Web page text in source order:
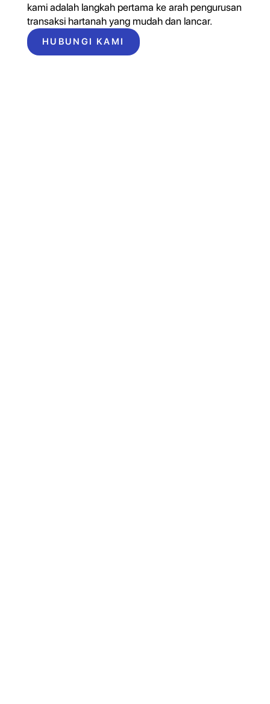
kami adalah langkah pertama ke arah pengurusan
transaksi hartanah yang mudah dan lancar.
HUBUNGI KAMI